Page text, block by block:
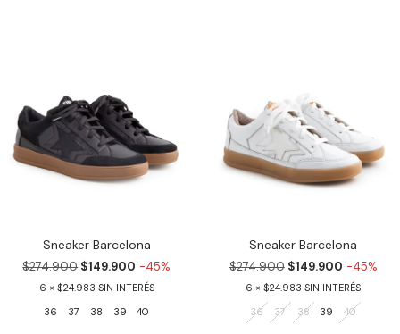
Sneaker Barcelona
$274.900 $149.900 -45%
6
$24.983
36
37 38 39 40
Sneaker Barcelona
$274.900 $149.900 -45%
6
$24.983
36
37 38 39 40